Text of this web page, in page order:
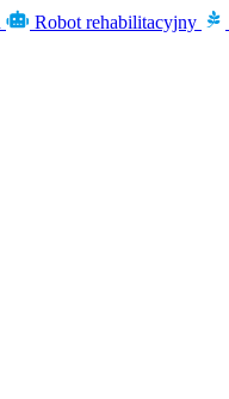
Robot rehabilitacyjny